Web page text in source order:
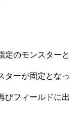
のモンスターと
ーが固定となっ
フィールドに出